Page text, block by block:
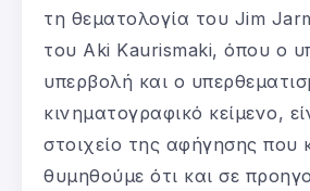
τη θεματολογία του Jim
του Aki Kaurismaki, όπου ο
υπερβολή και ο
κινηματογραφικό κείμενο,
στοιχείο της αφήγησης που
θυμηθούμε ότι και σε